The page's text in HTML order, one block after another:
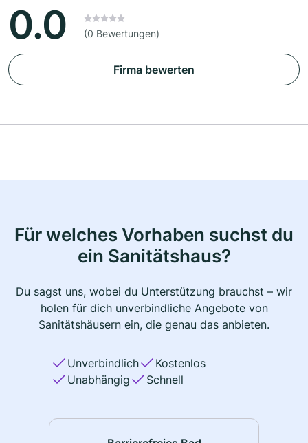
0.0 (0 Bewertungen)
Firma bewerten
Für welches Vorhaben suchst du
ein Sanitätshaus?
Du sagst uns, wobei du Unterstützung brauchst – wir
holen für dich unverbindliche Angebote von
Sanitätshäusern ein, die genau das anbieten.
Unverbindlich
Kostenlos
Unabhängig
Schnell